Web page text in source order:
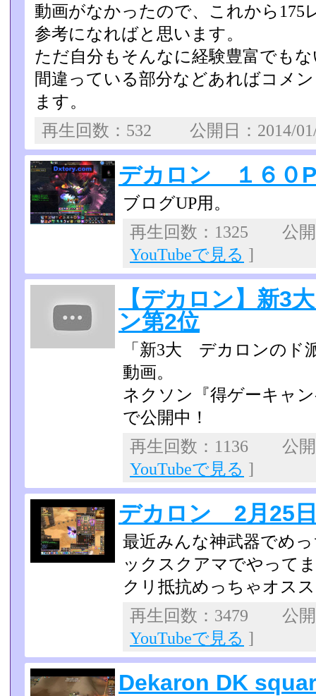
動画がなかったので、これから175
参考になればと思います。
ただ自分もそんなに経験豊富でも
間違っている部分などあればコメ
ます。
再生回数：532 公開日：
デカロン １６０
ブログUP用。
再生回数：1325 公
YouTubeで見る ]
【デカロン】新3
ン第2位
「新3大 デカロンのド
動画。
ネクソン『得ゲーキャ
で公開中！
再生回数：1136 公
YouTubeで見る ]
デカロン 2月25
最近みんな神武器でめ
ックスクアマでやって
クリ抵抗めっちゃオス
再生回数：3479 公
YouTubeで見る ]
Dekaron DK